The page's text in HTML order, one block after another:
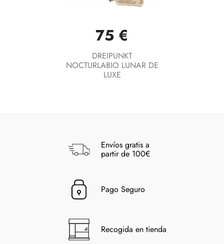
75 €
DREIPUNKT
NOCTURLABIO LUNAR DE
LUXE
Envíos gratis a
partir de 100€
Pago Seguro
Recogida en tienda